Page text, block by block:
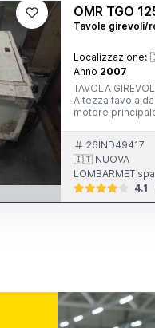
OMR TGO
Tavole girevoli/
Localizzazione:
Anno 2007
TAVOLA
Altezza tavola
motore
26IND49417
🇮🇹 NUOVA
LOMBARMET spa
4.1